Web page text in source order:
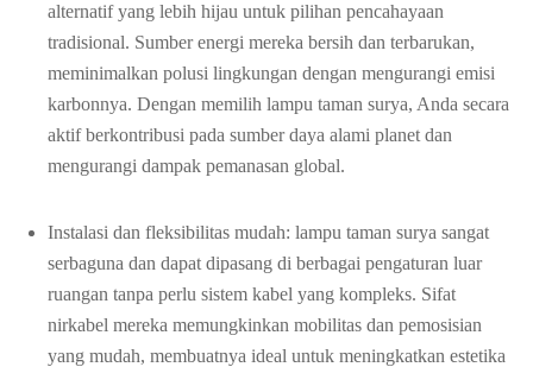
alternatif yang lebih hijau untuk pilihan pencahayaan
tradisional. Sumber energi mereka bersih dan terbarukan,
meminimalkan polusi lingkungan dengan mengurangi emisi
karbonnya. Dengan memilih lampu taman surya, Anda secara
aktif berkontribusi pada sumber daya alami planet dan
mengurangi dampak pemanasan global.
Instalasi dan fleksibilitas mudah: lampu taman surya sangat
serbaguna dan dapat dipasang di berbagai pengaturan luar
ruangan tanpa perlu sistem kabel yang kompleks. Sifat
nirkabel mereka memungkinkan mobilitas dan pemosisian
yang mudah, membuatnya ideal untuk meningkatkan estetika